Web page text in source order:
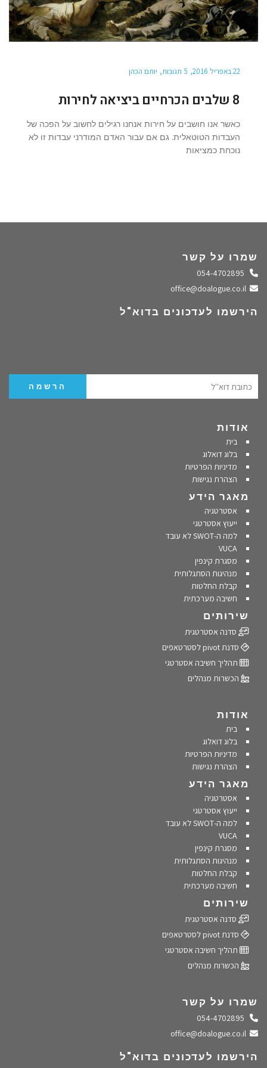
22 באפריל 2016 5 תגובות יותם הכהן
8 שלבים הכרחיים ביציאה לחירות
כאשר אנו חושבים על חירות אנחנו רגילים לחשוב על הפכה של
העבדות הטוטאלית. גם אם עבור האדם המודרני עבדות זו לא
נוכחת כמציאות
שמרו על קשר
התקשרו אלינו
שלחו מייל
הירשמו לעדכונים בדוא"ל
אודות
בית
בלוג דואלוג
מדיניות הפרטיות
הצהרת נגישות
מאגר הידע
אסטרטגיה
ייעוץ אסטרטגי
למה ה-SWOT לא עובד
VUCA
מסגרת קינפין
מנהיגות הסתגלותית
קבלת החלטות
חשיבה מערכתית
שירותים
סדנה אסטרטגית
סדנת pivot לסטרטאפים
תהליך חשיבה אסטרטגי
הכשרות מנהלים
אודות
בית
בלוג דואלוג
מדיניות הפרטיות
הצהרת נגישות
מאגר הידע
אסטרטגיה
ייעוץ אסטרטגי
למה ה-SWOT לא עובד
VUCA
מסגרת קינפין
מנהיגות הסתגלותית
קבלת החלטות
חשיבה מערכתית
שירותים
סדנה אסטרטגית
סדנת pivot לסטרטאפים
תהליך חשיבה אסטרטגי
הכשרות מנהלים
שמרו על קשר
התקשרו אלינו
שלחו מייל
הירשמו לעדכונים בדוא"ל